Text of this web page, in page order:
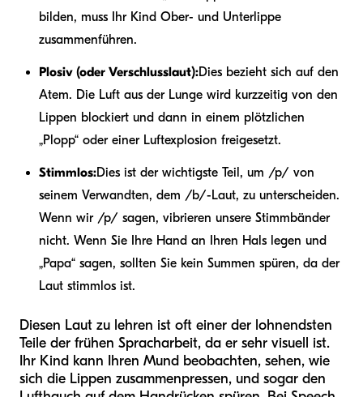
bilden, muss Ihr Kind Ober- und Unterlippe
zusammenführen.
Plosiv (oder Verschlusslaut):Dies bezieht sich auf den
Atem. Die Luft aus der Lunge wird kurzzeitig von den
Lippen blockiert und dann in einem plötzlichen
„Plopp“ oder einer Luftexplosion freigesetzt.
Stimmlos:Dies ist der wichtigste Teil, um /p/ von
seinem Verwandten, dem /b/-Laut, zu unterscheiden.
Wenn wir /p/ sagen, vibrieren unsere Stimmbänder
nicht. Wenn Sie Ihre Hand an Ihren Hals legen und
„Papa“ sagen, sollten Sie kein Summen spüren, da der
Laut stimmlos ist.
Diesen Laut zu lehren ist oft einer der lohnendsten
Teile der frühen Spracharbeit, da er sehr visuell ist.
Ihr Kind kann Ihren Mund beobachten, sehen, wie
sich die Lippen zusammenpressen, und sogar den